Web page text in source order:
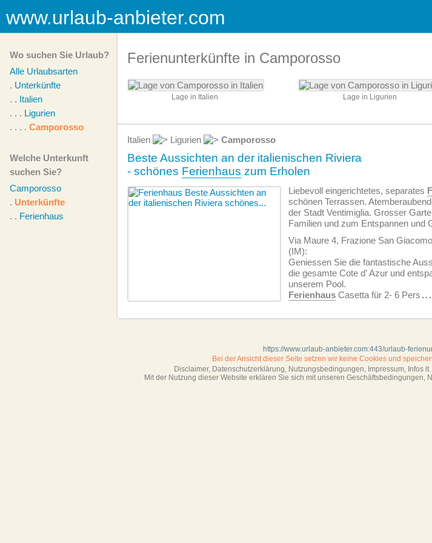
www.urlaub-anbieter.com
Wo suchen Sie Urlaub?
Alle Urlaubsarten
. Unterkünfte
. . Italien
. . . Ligurien
. . . . Camporosso
Welche Unterkunft
suchen Sie?
Camporosso
. Unterkünfte
. . Ferienhaus
Ferienunterkünfte in Camporosso
Lage in Italien Lage in Ligurien
Italien Ligurien Camporosso
Beste Aussichten an der italienischen Riviera
- schönes Ferienhaus zum Erholen
Liebevoll eingerichtetes, separates
schönen Terrassen.
der Stadt Ventimiglia. Grosser
Familien und zum Entspannen und
Via Maure 4, Frazione San
(IM):
Geniessen Sie die fantastische
die gesamte Cote d' Azur und
unserem Pool.
Ferienhaus Casetta für 2- 6 Pers ...
https://www.urlaub-anbieter.com:443/urlaub-
Bei der Ansicht dieser Seite setzen wir keine Cookies und
Disclaimer, Datenschutzerklärung, Nutzungsbedingungen, Impressum, Infos
Mit der Nutzung dieser Website erklären Sie sich mit unseren